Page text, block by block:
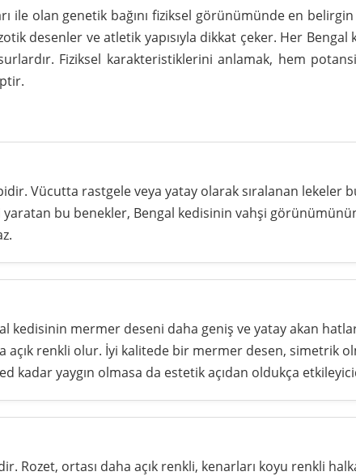
ile olan genetik bağını fiziksel görünümünde en
desenler ve atletik yapısıyla dikkat çeker. Her
Fiziksel karakteristiklerini anlamak, hem
Vücutta rastgele veya yatay olarak sıralanan
yaratan bu benekler, Bengal kedisinin vahşi
kedisinin mermer deseni daha geniş ve yatay akan
açık renkli olur. İyi kalitede bir mermer desen, simetrik
kadar yaygın olmasa da estetik açıdan oldukça
Rozet, ortası daha açık renkli, kenarları koyu renkli